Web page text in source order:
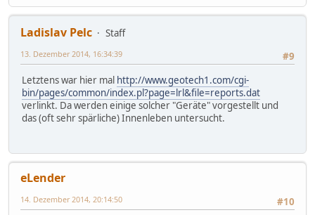
Ladislav Pelc
Staff
#9
13. Dezember 2014, 16:34:39
Letztens war hier mal http://www.geotech1.com/cgi-
bin/pages/common/index.pl?page=lrl&file=reports.dat
verlinkt. Da werden einige solcher "Geräte" vorgestellt und
das (oft sehr spärliche) Innenleben untersucht.
eLender
#10
14. Dezember 2014, 20:14:50